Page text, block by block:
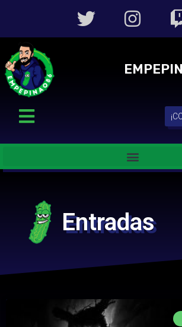
Entradas